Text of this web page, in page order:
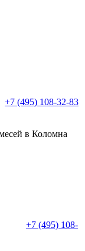
+7 (495) 108-32-83
в Коломна
+7 (495) 108-